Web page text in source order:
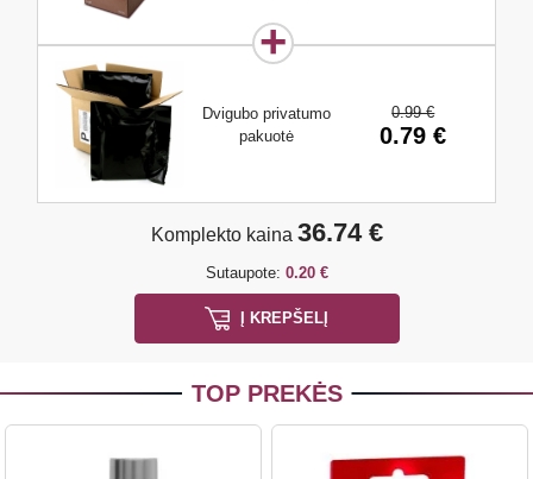
Dvigubo privatumo
pakuotė
0.99 €
0.79 €
Komplekto kaina 36.74 €
Sutaupote: 0.20 €
Į KREPŠELĮ
TOP PREKĖS